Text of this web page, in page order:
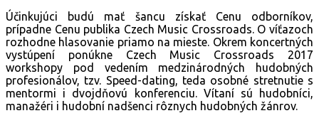
Účinkujúci budú mať šancu získať Cenu odborníkov,
prípadne Cenu publika Czech Music Crossroads. O víťazoch
rozhodne hlasovanie priamo na mieste. Okrem koncertných
vystúpení ponúkne Czech Music Crossroads 2017
workshopy pod vedením medzinárodných hudobných
profesionálov, tzv. Speed-dating, teda osobné stretnutie s
mentormi i dvojdňovú konferenciu. Vítaní sú hudobníci,
manažéri i hudobní nadšenci rôznych hudobných žánrov.